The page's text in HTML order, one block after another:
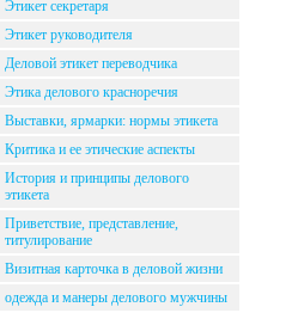
Этикет секретаря
Этикет руководителя
Деловой этикет переводчика
Этика делового красноречия
Выставки, ярмарки: нормы этикета
Критика и ее этические аспекты
История и принципы делового
этикета
Приветствие, представление,
титулирование
Визитная карточка в деловой жизни
одежда и манеры делового мужчины